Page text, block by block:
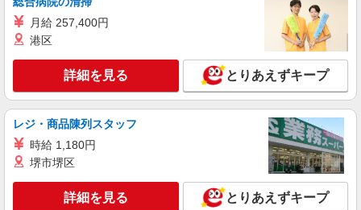
ライフ葛飾鎌倉店（店舗コード808）
ライフ葛飾鎌倉店 東京都葛飾区鎌倉1-14-7
キープ 詳細を見る
パート
ライフ水元店（店舗コード846）
精肉
時給1,235円以上
月給 257,400円
港区
詳細を見る とりあえずキープ
レジ・商品陳列スタッフ
時給 1,180円
堺市堺区
詳細を見る とりあえずキープ